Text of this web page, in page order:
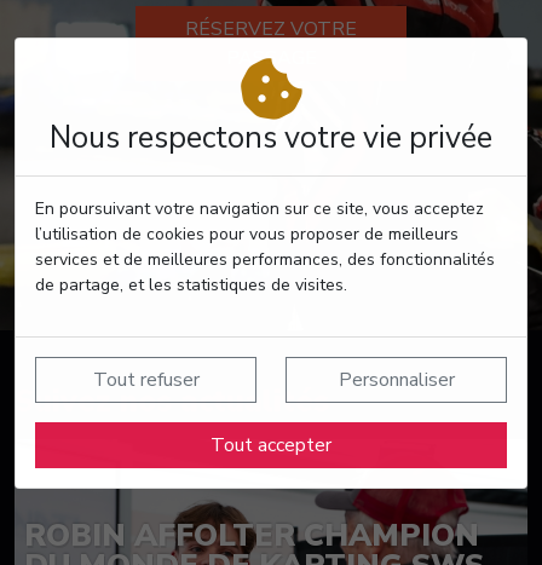
Nous respectons votre vie privée
En poursuivant votre navigation sur ce site, vous acceptez
l’utilisation de cookies pour vous proposer de meilleurs
services et de meilleures performances, des fonctionnalités
de partage, et les statistiques de visites.
Tout refuser Personnaliser
Tout accepter
RÉSERVEZ VOTRE
PASSAGE
Suivez nos actualités
ROBIN AFFOLTER CHAMPION